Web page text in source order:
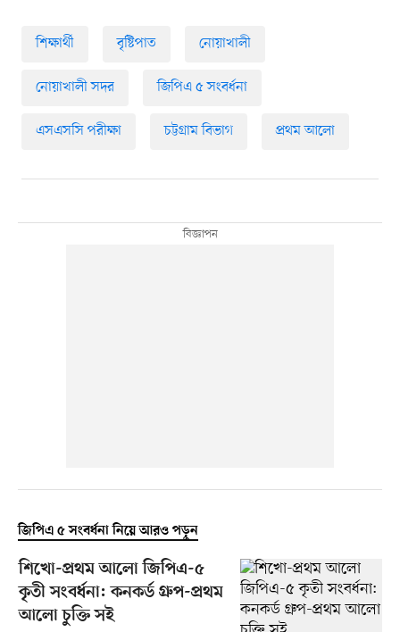
শিক্ষার্থী বৃষ্টিপাত নোয়াখালী
নোয়াখালী সদর জিপিএ ৫ সংবর্ধনা
এসএসসি পরীক্ষা চট্টগ্রাম বিভাগ প্রথম আলো
জিপিএ ৫ সংবর্ধনা নিয়ে আরও পড়ুন
শিখো-প্রথম আলো জিপিএ-৫
কৃতী সংবর্ধনা: কনকর্ড গ্রুপ-প্রথম
আলো চুক্তি সই